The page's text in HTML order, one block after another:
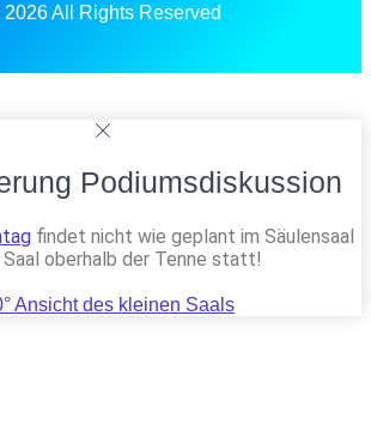
All Rights Reserved
Podiumsdiskussion
findet nicht wie geplant im Säulensaal
oberhalb der Tenne statt!
Ansicht des kleinen Saals